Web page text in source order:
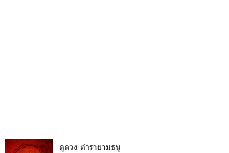
ดูดวง ตำรายามธนู